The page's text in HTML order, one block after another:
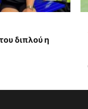
διπλού η